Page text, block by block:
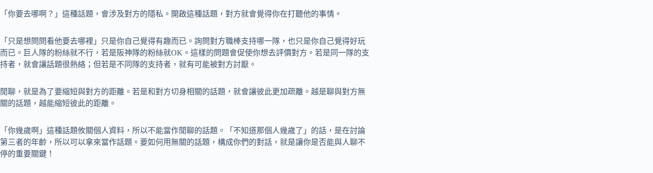
「你要去哪啊？」這種話題，會涉及對方的隱私。開啟這種話題，對方就會覺得你在打聽他的事情。
「只是想問問看他要去哪裡」只是你自己覺得有趣而已。詢問對方職棒支持哪一隊，也只是你自己覺得好玩
而已。巨人隊的粉絲就不行，若是阪神隊的粉絲就OK。這樣的問題會促使你想去評價對方。若是同一隊的支
持者，就會讓話題很熱絡；但若是不同隊的支持者，就有可能被對方討厭。
閒聊，就是為了要縮短與對方的距離。若是和對方切身相關的話題，就會讓彼此更加疏離。越是聊與對方無
關的話題，越能縮短彼此的距離。
「你幾歲啊」這種話題攸關個人資料，所以不能當作閒聊的話題。「不知道那個人幾歲了」的話，是在討論
第三者的年齡，所以可以拿來當作話題。要如何用無關的話題，構成你們的對話，就是讓你是否能與人聊不
停的重要關鍵！